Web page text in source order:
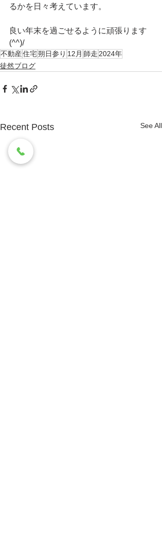
るかを日々考えています。
良い年末を過ごせるように頑張ります
(^^)/
不動産住宅朔日参り 12月 師走 2024年
徒然ブログ
Recent Posts See All